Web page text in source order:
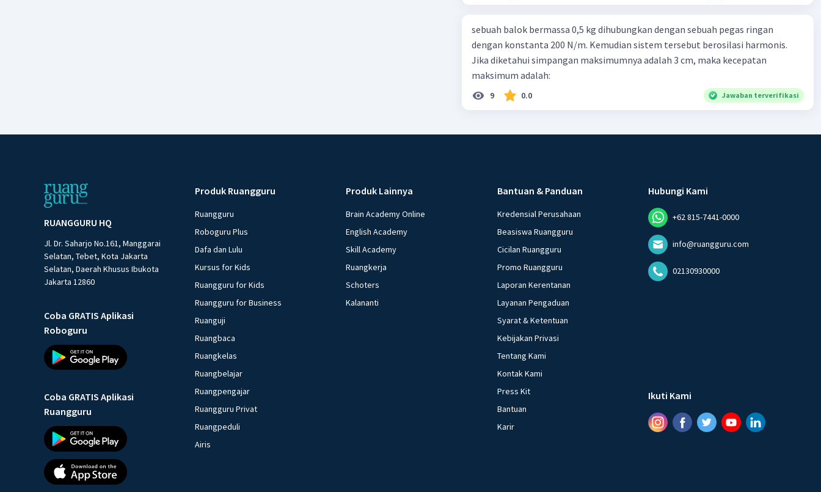
Iklan
sebuah balok bermassa 0,5 kg dihubungkan dengan sebuah pegas ringan
dengan konstanta 200 N/m. Kemudian sistem tersebut berosilasi harmonis.
Jika diketahui simpangan maksimumnya adalah 3 cm, maka kecepatan
maksimum adalah:
9 0.0 Jawaban terverifikasi
RUANGGURU HQ
Jl. Dr. Saharjo No.161, Manggarai
Selatan, Tebet, Kota Jakarta
Selatan, Daerah Khusus Ibukota
Jakarta 12860
Coba GRATIS Aplikasi
Roboguru
Coba GRATIS Aplikasi
Ruangguru
Produk Ruangguru
Ruangguru
Roboguru Plus
Dafa dan Lulu
Kursus for Kids
Ruangguru for Kids
Ruangguru for Business
Ruanguji
Ruangbaca
Ruangkelas
Ruangbelajar
Ruangpengajar
Ruangguru Privat
Ruangpeduli
Airis
Produk Lainnya
Brain Academy Online
English Academy
Skill Academy
Ruangkerja
Schoters
Kalananti
Bantuan & Panduan
Kredensial Perusahaan
Beasiswa Ruangguru
Cicilan Ruangguru
Promo Ruangguru
Laporan Kerentanan
Layanan Pengaduan
Syarat & Ketentuan
Kebijakan Privasi
Tentang Kami
Kontak Kami
Press Kit
Bantuan
Karir
Hubungi Kami
+62 815-7441-0000
info@ruangguru.com
02130930000
Ikuti Kami